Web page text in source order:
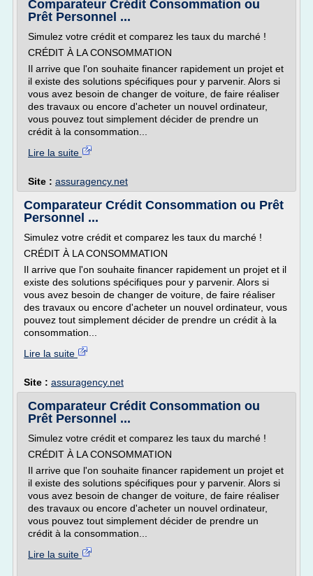
Comparateur Crédit Consommation ou
Prêt Personnel ...
Simulez votre crédit et comparez les taux du marché !
CRÉDIT À LA CONSOMMATION
Il arrive que l'on souhaite financer rapidement un projet et
il existe des solutions spécifiques pour y parvenir. Alors si
vous avez besoin de changer de voiture, de faire réaliser
des travaux ou encore d'acheter un nouvel ordinateur,
vous pouvez tout simplement décider de prendre un
crédit à la consommation...
Lire la suite
Site : assuragency.net
Comparateur Crédit Consommation ou Prêt
Personnel ...
Simulez votre crédit et comparez les taux du marché !
CRÉDIT À LA CONSOMMATION
Il arrive que l'on souhaite financer rapidement un projet et il
existe des solutions spécifiques pour y parvenir. Alors si
vous avez besoin de changer de voiture, de faire réaliser
des travaux ou encore d'acheter un nouvel ordinateur, vous
pouvez tout simplement décider de prendre un crédit à la
consommation...
Lire la suite
Site : assuragency.net
Comparateur Crédit Consommation ou
Prêt Personnel ...
Simulez votre crédit et comparez les taux du marché !
CRÉDIT À LA CONSOMMATION
Il arrive que l'on souhaite financer rapidement un projet et
il existe des solutions spécifiques pour y parvenir. Alors si
vous avez besoin de changer de voiture, de faire réaliser
des travaux ou encore d'acheter un nouvel ordinateur,
vous pouvez tout simplement décider de prendre un
crédit à la consommation...
Lire la suite